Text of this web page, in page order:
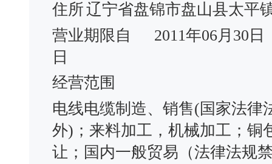
住所辽宁省盘锦市盘山县太平
营业期限自
2011年06月30日
日
经营范围
电线电缆制造、销售(国家法律
外)；来料加工，机械加工；铜
让；国内一般贸易（法律法规